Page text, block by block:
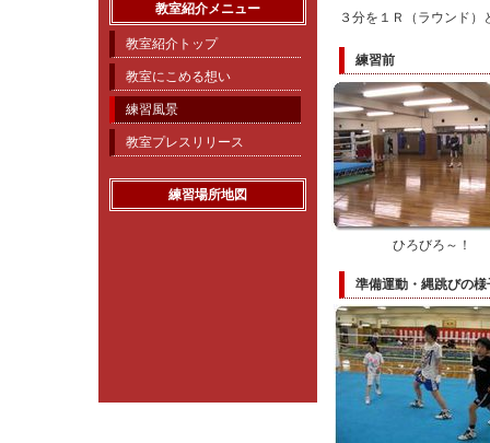
３分を１Ｒ（ラウンド
練習前
ひろびろ～！
準備運動・縄跳びの様
教室紹介メニュー
教室紹介トップ
教室にこめる想い
練習風景
教室プレスリリース
練習場所地図